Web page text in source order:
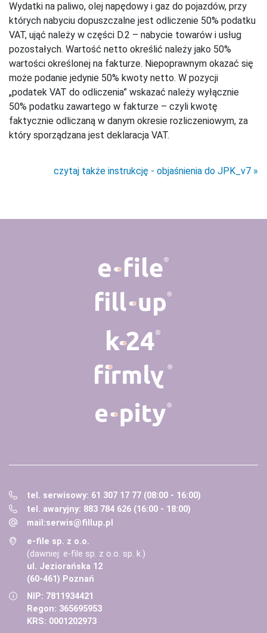
Wydatki na paliwo, olej napędowy i gaz do pojazdów, przy
których nabyciu dopuszczalne jest odliczenie 50% podatku
VAT, ująć należy w części D.2 – nabycie towarów i usług
pozostałych. Wartość netto określić należy jako 50%
wartości określonej na fakturze. Niepoprawnym okazać się
może podanie jedynie 50% kwoty netto. W pozycji
„podatek VAT do odliczenia” wskazać należy wyłącznie
50% podatku zawartego w fakturze – czyli kwotę
faktycznie odliczaną w danym okresie rozliczeniowym, za
który sporządzana jest deklaracja VAT.
czytaj także instrukcję - objaśnienia do JPK_v7
tel. serwisowy: 61 307 17 77 (08:00 - 16:00)
tel. awaryjny: 883 784 626 (16:00 - 18:00)
mail:serwis@fillup.pl
e-file sp. z o.o.
(dawniej: e-file sp. z o.o. sp. k.)
ul. Jeziorańska 12
(60-461) Poznań
NIP: 7811934421
Regon: 365695953
KRS: 0001202973